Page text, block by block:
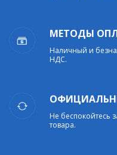
МЕТОДЫ
Наличный и
НДС.
Не беспокойтесь
товара.